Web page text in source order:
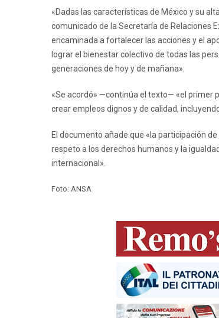
«Dadas las características de México y su
comunicado de la Secretaría de Relaciones
encaminada a fortalecer las acciones y el
lograr el bienestar colectivo de todas las
generaciones de hoy y de mañana».
«Se acordó» —continúa el texto— «el primer
crear empleos dignos y de calidad,
El documento añade que «la participación
respeto a los derechos humanos y la
internacional».
Foto: ANSA